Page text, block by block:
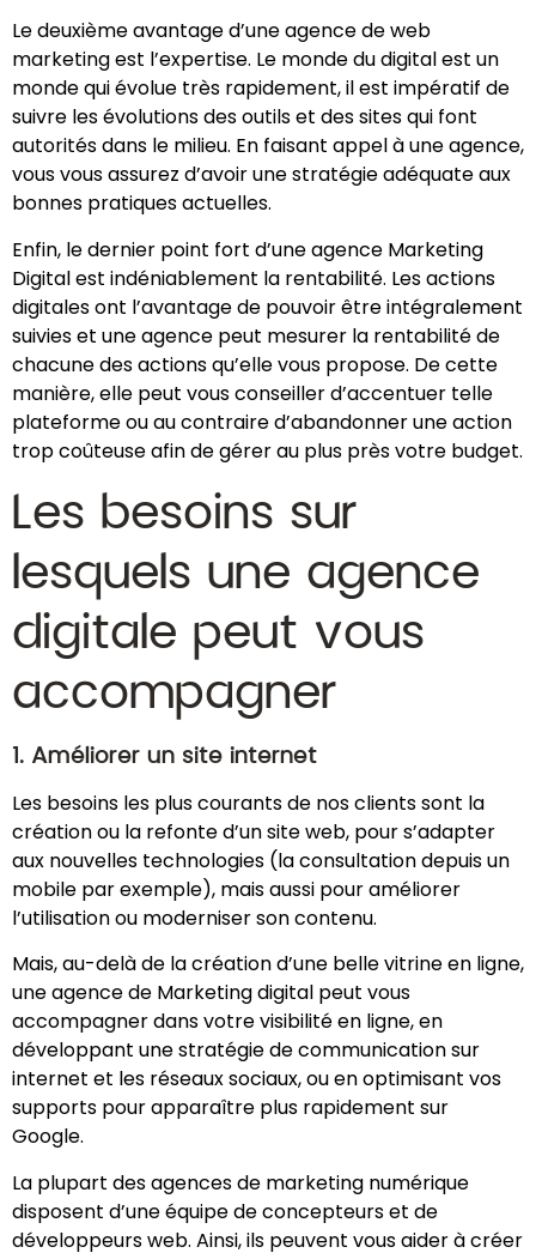
Le deuxième avantage d’une agence de web
marketing est l’expertise. Le monde du digital est un
monde qui évolue très rapidement, il est impératif de
suivre les évolutions des outils et des sites qui font
autorités dans le milieu. En faisant appel à une agence,
vous vous assurez d’avoir une stratégie adéquate aux
bonnes pratiques actuelles.
Enfin, le dernier point fort d’une agence Marketing
Digital est indéniablement la rentabilité. Les actions
digitales ont l’avantage de pouvoir être intégralement
suivies et une agence peut mesurer la rentabilité de
chacune des actions qu’elle vous propose. De cette
manière, elle peut vous conseiller d’accentuer telle
plateforme ou au contraire d’abandonner une action
trop coûteuse afin de gérer au plus près votre budget.
Les besoins sur
lesquels une agence
digitale peut vous
accompagner
1. Améliorer un site internet
Les besoins les plus courants de nos clients sont la
création ou la refonte d’un site web, pour s’adapter
aux nouvelles technologies (la consultation depuis un
mobile par exemple), mais aussi pour améliorer
l’utilisation ou moderniser son contenu.
Mais, au-delà de la création d’une belle vitrine en ligne,
une agence de Marketing digital peut vous
accompagner dans votre visibilité en ligne, en
développant une stratégie de communication sur
internet et les réseaux sociaux, ou en optimisant vos
supports pour apparaître plus rapidement sur
Google.
La plupart des agences de marketing numérique
disposent d’une équipe de concepteurs et de
développeurs web. Ainsi, ils peuvent vous aider à créer